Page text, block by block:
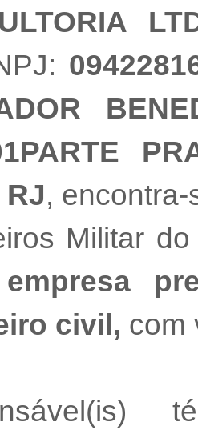
RJ,
Militar
empresa
civil, com